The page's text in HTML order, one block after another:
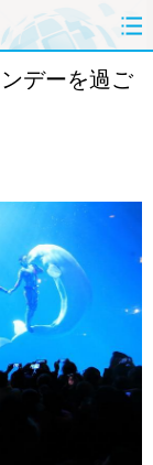
経済
デーを過ご